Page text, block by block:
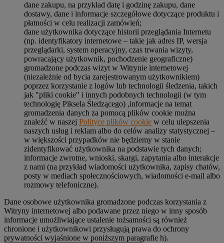
dane zakupu, na przykład datę i godzinę zakupu, dane
dostawy, dane i informacje szczegółowe dotyczące produktu i
płatności w celu realizacji zamówień;
dane użytkownika dotyczące historii przeglądania Internetu
(np. identyfikatory internetowe – takie jak adres IP, wersja
przeglądarki, system operacyjny, czas trwania wizyty,
powracający użytkownik, pochodzenie geograficzne)
gromadzone podczas wizyt w Witrynie internetowej
(niezależnie od bycia zarejestrowanym użytkownikiem)
poprzez korzystanie z logów lub technologii śledzenia, takich
jak "pliki cookie" i innych podobnych technologii (w tym
technologię Piksela Śledzącego) ,informacje na temat
gromadzenia danych za pomocą plików cookie można
znaleźć w naszej Polityce plików cookie w celu ulepszenia
naszych usług i reklam albo do celów analizy statystycznej –
w większości przypadków nie będziemy w stanie
zidentyfikować użytkownika na podstawie tych danych;
informacje zwrotne, wnioski, skargi, zapytania albo interakcje
z nami (na przykład wiadomości użytkownika, zapisy chatów,
posty w mediach społecznościowych, wiadomości e-mail albo
rozmowy telefoniczne).
Dane osobowe użytkownika gromadzone podczas korzystania z
Witryny internetowej albo podawane przez niego w inny sposób
informacje umożliwiające ustalenie tożsamości są również
chronione i użytkownikowi przysługują prawa do ochrony
prywatności wyjaśnione w poniższym paragrafie h).